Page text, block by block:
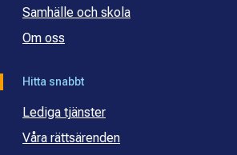
Samhälle och skola
Om oss
Hitta snabbt
Lediga tjänster
Våra rättsärenden